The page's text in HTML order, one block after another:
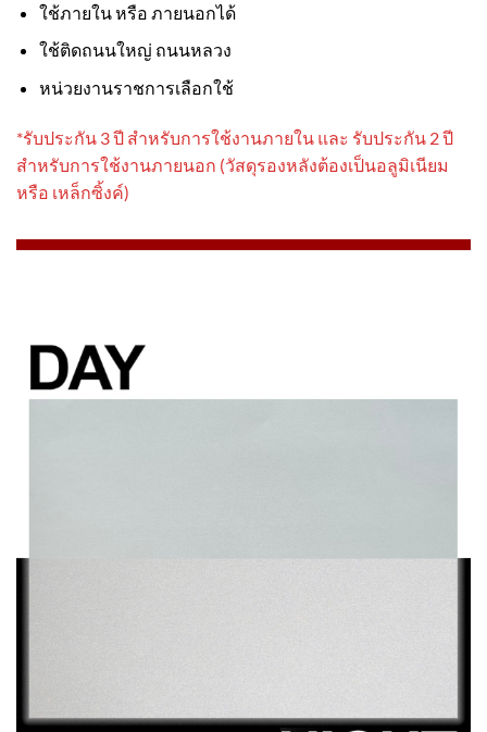
ใช้ภายใน หรือ ภายนอกได้
ใช้ติดถนนใหญ่ ถนนหลวง
หน่วยงานราชการเลือกใช้
*รับประกัน 3 ปี สําหรับการใช้งานภายใน และ รับประกัน 2 ปี
สําหรับการใช้งานภายนอก (วัสดุรองหลังต้องเป็นอลูมิเนียม
หรือ เหล็กซิ้งค์)